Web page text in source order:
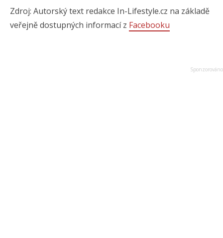
Zdroj: Autorský text redakce In-Lifestyle.cz na základě
veřejně dostupných informací z Facebooku